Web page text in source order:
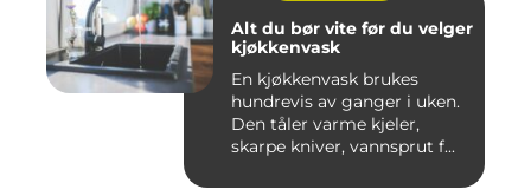
Alt du bør vite før du velger
kjøkkenvask
En kjøkkenvask brukes
hundrevis av ganger i uken.
Den tåler varme kjeler,
skarpe kniver, vannsprut f...